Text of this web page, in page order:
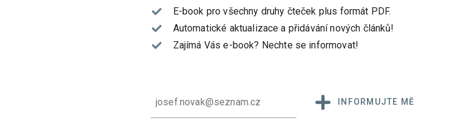
E-book pro všechny druhy čteček plus formát PDF.
Automatické aktualizace a přidávání nových článků!
Zajímá Vás e-book? Nechte se informovat!
INFORMUJTE MĚ